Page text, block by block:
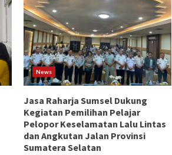
News
Jasa Raharja Sumsel Dukung
Kegiatan Pemilihan Pelajar
Pelopor Keselamatan Lalu Lintas
dan Angkutan Jalan Provinsi
Sumatera Selatan